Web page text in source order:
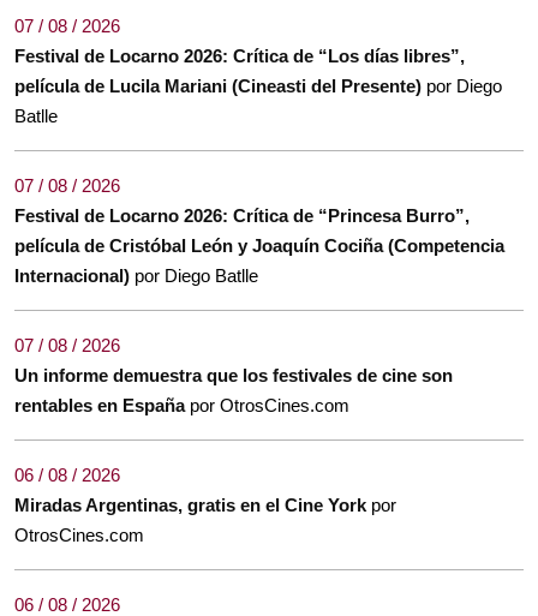
07 / 08 / 2026
Festival de Locarno 2026: Crítica de “Los días libres”,
película de Lucila Mariani (Cineasti del Presente) por Diego
Batlle
07 / 08 / 2026
Festival de Locarno 2026: Crítica de “Princesa Burro”,
película de Cristóbal León y Joaquín Cociña (Competencia
Internacional) por Diego Batlle
07 / 08 / 2026
Un informe demuestra que los festivales de cine son
rentables en España por OtrosCines.com
06 / 08 / 2026
Miradas Argentinas, gratis en el Cine York por
OtrosCines.com
06 / 08 / 2026